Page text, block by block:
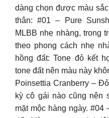
dàng chọn được màu
thân: #01 – Pure
MLBB nhẹ nhàng, trong
theo phong cách nhẹ
hồng đất: Tone đỏ kết
tone đất nên màu này
Poinsettia Cranberry –
kỳ cô gái nào cũng nên
mặt mộc hàng ngày.